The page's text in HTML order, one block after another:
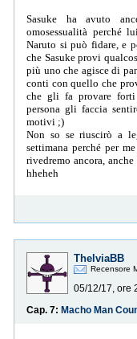
Sasuke ha avuto
omosessualità perché
Naruto si può fidare, e
che Sasuke provi
più uno che agisce di
conti con quello che
che gli fa provare forti
persona gli faccia
motivi ;)
Non so se riuscirò a
settimana perché per
rivedremo ancora,
hheheh
ThelviaBB
Recensore
05/12/17, ore
Cap. 7: Macho Man